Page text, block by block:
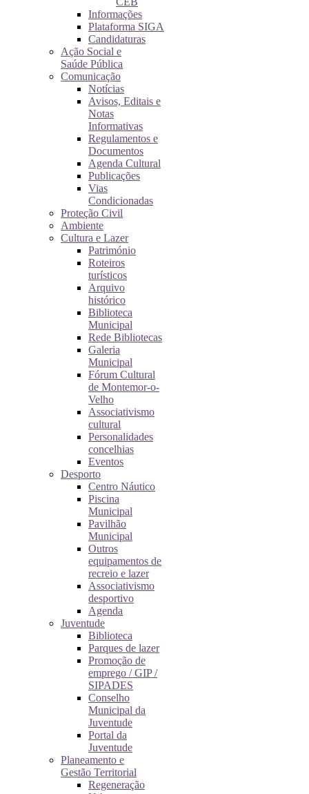
Informações
Plataforma SIGA
Candidaturas
Ação Social e
Saúde Pública
Comunicação
Notícias
Avisos, Editais e
Notas
Informativas
Regulamentos e
Documentos
Agenda Cultural
Publicações
Vias
Condicionadas
Proteção Civil
Ambiente
Cultura e Lazer
Património
Roteiros
turísticos
Arquivo
histórico
Biblioteca
Municipal
Rede Bibliotecas
Galeria
Municipal
Fórum Cultural
de Montemor-o-
Velho
Associativismo
cultural
Personalidades
concelhias
Eventos
Desporto
Centro Náutico
Piscina
Municipal
Pavilhão
Municipal
Outros
equipamentos de
recreio e lazer
Associativismo
desportivo
Agenda
Juventude
Biblioteca
Parques de lazer
Promoção de
emprego / GIP /
SIPADES
Conselho
Municipal da
Juventude
Portal da
Juventude
Planeamento e
Gestão Territorial
Regeneração